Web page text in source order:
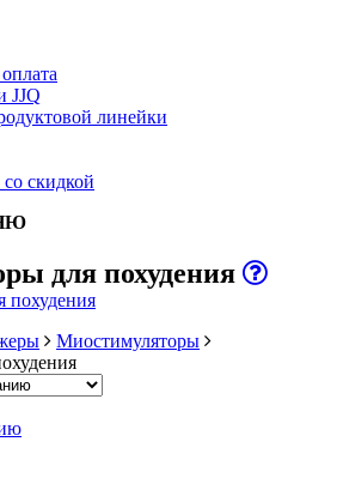
JJQ
линейки
скидкой
для похудения
Миостимуляторы